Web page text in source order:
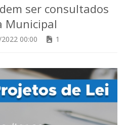
ser consultados
Municipal
00:00 1